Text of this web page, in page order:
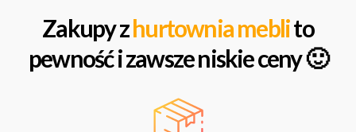
Zakupy zhurtownia meblito
pewność i zawsze niskie ceny 🙂